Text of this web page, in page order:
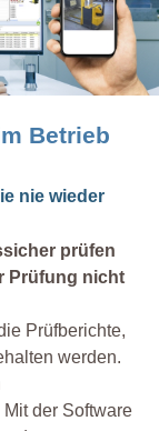
Betrieb
nie wieder
prüfen
Prüfung nicht
Prüfberichte,
werden.
der Software